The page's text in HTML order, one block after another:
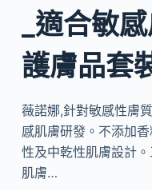
_適合敏
護膚品套
薇諾娜,針對敏感性膚
感肌膚研發。不添加
性及中乾性肌膚設計
肌膚…